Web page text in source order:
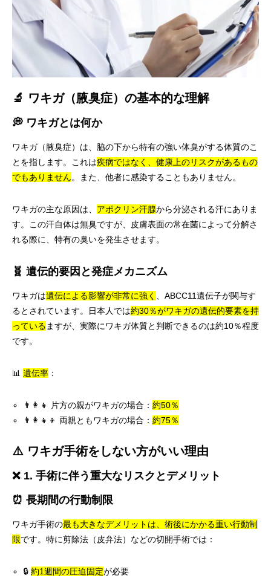
🔬 ワキガ（腋臭症）の基本的な理解
💭 ワキガとは何か
ワキガ（腋臭症）は、脇の下から特有の強い体臭がする体質のこ
とを指します。これは疾病ではなく、健康上のリスクがあるもの
でもありません。また、他者に感染することもありません。
ワキガの主な原因は、 アポクリン汗腺から分泌される汗にありま
す。この汗自体は無臭ですが、皮膚表面の常在菌によって分解さ
れる際に、特有の臭いを発生させます。
🧬 遺伝的要因と発症メカニズム
ワキガは遺伝による影響が非常に強く 、ABCC11遺伝子が関与す
るとされています。日本人では約30％がワキガの遺伝的要素を持
っているますが、実際にワキガ体質と判断できるのは約10％程度
です。
📊 遺伝率 ：
👨‍👩‍👧 片方の親がワキガの場合：約50％
👨‍👩‍👧‍👦 両親ともワキガの場合：約75％
⚠️ ワキガ手術をしない方がいい理由
❌ 1. 手術に伴う重大なリスクとデメリット
⏰ 長期間の行動制限
ワキガ手術の最も大きなデメリットは、術後にかかる重い行動制
限です。特に剪除法（皮弁法）などの切開手術では：
🔒約1週間の圧迫固定が必要